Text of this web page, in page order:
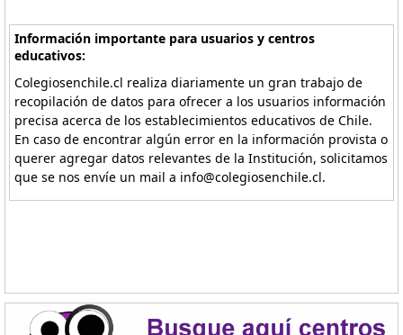
Información importante para usuarios y centros
educativos:
Colegiosenchile.cl realiza diariamente un gran trabajo de
recopilación de datos para ofrecer a los usuarios información
precisa acerca de los establecimientos educativos de Chile.
En caso de encontrar algún error en la información provista o
querer agregar datos relevantes de la Institución, solicitamos
que se nos envíe un mail a info@colegiosenchile.cl.